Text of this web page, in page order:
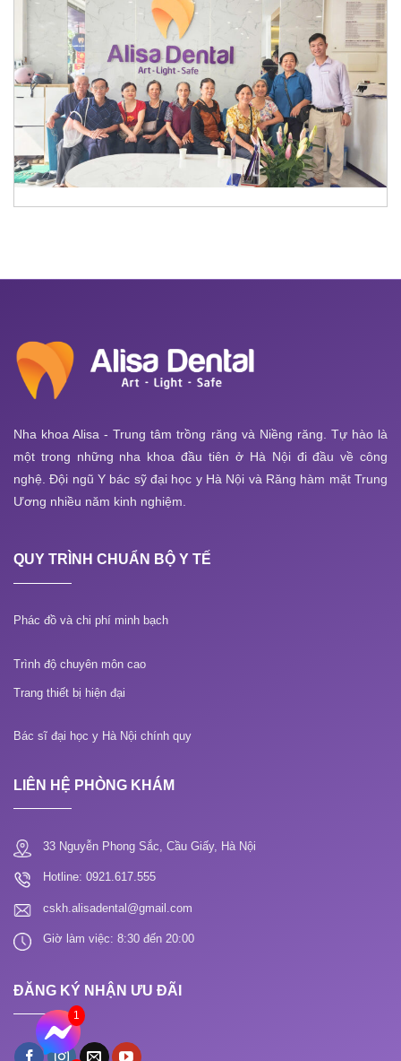
Nha khoa Alisa - Trung tâm trồng răng và Niềng răng. Tự hào là
một trong những nha khoa đầu tiên ở Hà Nội đi đầu về công
nghệ. Đội ngũ Y bác sỹ đại học y Hà Nội và Răng hàm mặt Trung
Ương nhiều năm kinh nghiệm.
QUY TRÌNH CHUẨN BỘ Y TẾ
Phác đồ và chi phí minh bạch
Trình độ chuyên môn cao
Trang thiết bị hiện đại
Bác sĩ đại học y Hà Nội chính quy
LIÊN HỆ PHÒNG KHÁM
33 Nguyễn Phong Sắc, Cầu Giấy, Hà Nội
Hotline: 0921.617.555
cskh.alisadental@gmail.com
Giờ làm việc: 8:30 đến 20:00
ĐĂNG KÝ NHẬN ƯU ĐÃI
1